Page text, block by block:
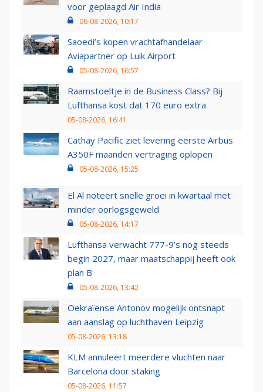
voor geplaagd Air India
06-08-2026, 10:17
Saoedi’s kopen vrachtafhandelaar
Aviapartner op Luik Airport
05-08-2026, 16:57
Raamstoeltje in de Business Class? Bij
Lufthansa kost dat 170 euro extra
05-08-2026, 16:41
Cathay Pacific ziet levering eerste Airbus
A350F maanden vertraging oplopen
05-08-2026, 15:25
El Al noteert snelle groei in kwartaal met
minder oorlogsgeweld
05-08-2026, 14:17
Lufthansa verwacht 777-9’s nog steeds
begin 2027, maar maatschappij heeft ook
plan B
05-08-2026, 13:42
Oekraïense Antonov mogelijk ontsnapt
aan aanslag op luchthaven Leipzig
05-08-2026, 13:18
KLM annuleert meerdere vluchten naar
Barcelona door staking
05-08-2026, 11:57